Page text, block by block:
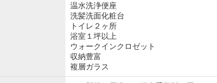
温水洗浄便座
洗髪洗面化粧台
トイレ２ヶ所
浴室１坪以上
ウォークインクロゼット
収納豊富
複層ガラス